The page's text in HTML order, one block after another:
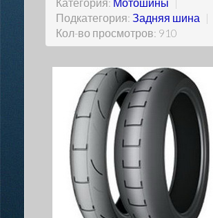
Подкатегория: Задняя шина |
Кол-во просмотров: 910